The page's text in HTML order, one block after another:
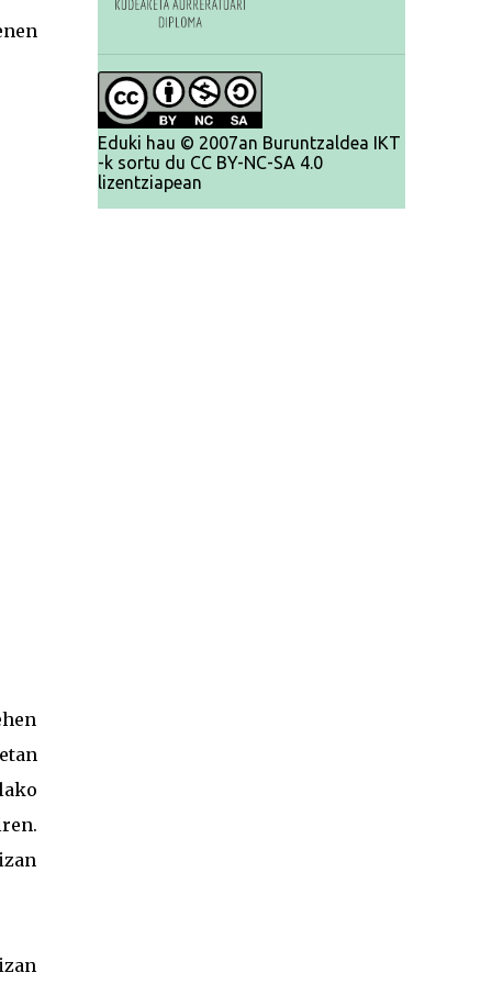
Eduki hau © 2007an Buruntzaldea IKT
-k sortu du CC BY-NC-SA 4.0
lizentziapean